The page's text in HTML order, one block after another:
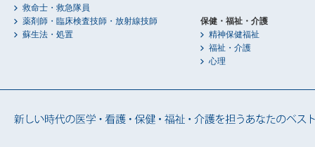
救命士・救急隊員
薬剤師・臨床検査技師・放射線技師
蘇生法・処置
保健・福祉・介護
精神保健福祉
福祉・介護
心理